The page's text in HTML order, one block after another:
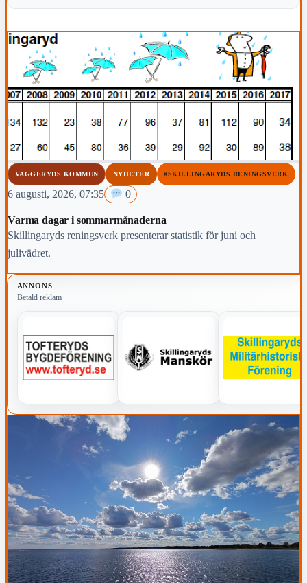
VAGGERYDS KOMMUN NYHETER #SKILLINGARYDS RENINGSVERK
6 augusti, 2026, 07:35 0
Varma dagar i sommarmånaderna
Skillingaryds reningsverk presenterar statistik för juni och
julivädret.
ANNONS
Betald reklam